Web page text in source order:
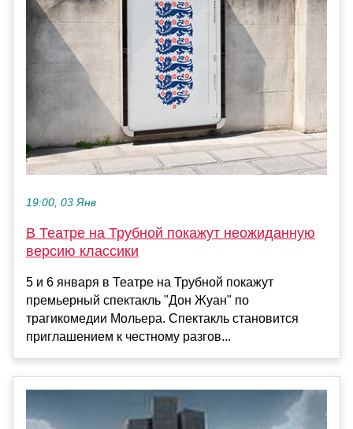
19:00, 03 Янв
В Театре на Трубной покажут неожиданную
версию классики
5 и 6 января в Театре на Трубной покажут
премьерный спектакль "Дон Жуан" по
трагикомедии Мольера. Спектакль становится
приглашением к честному разгов...